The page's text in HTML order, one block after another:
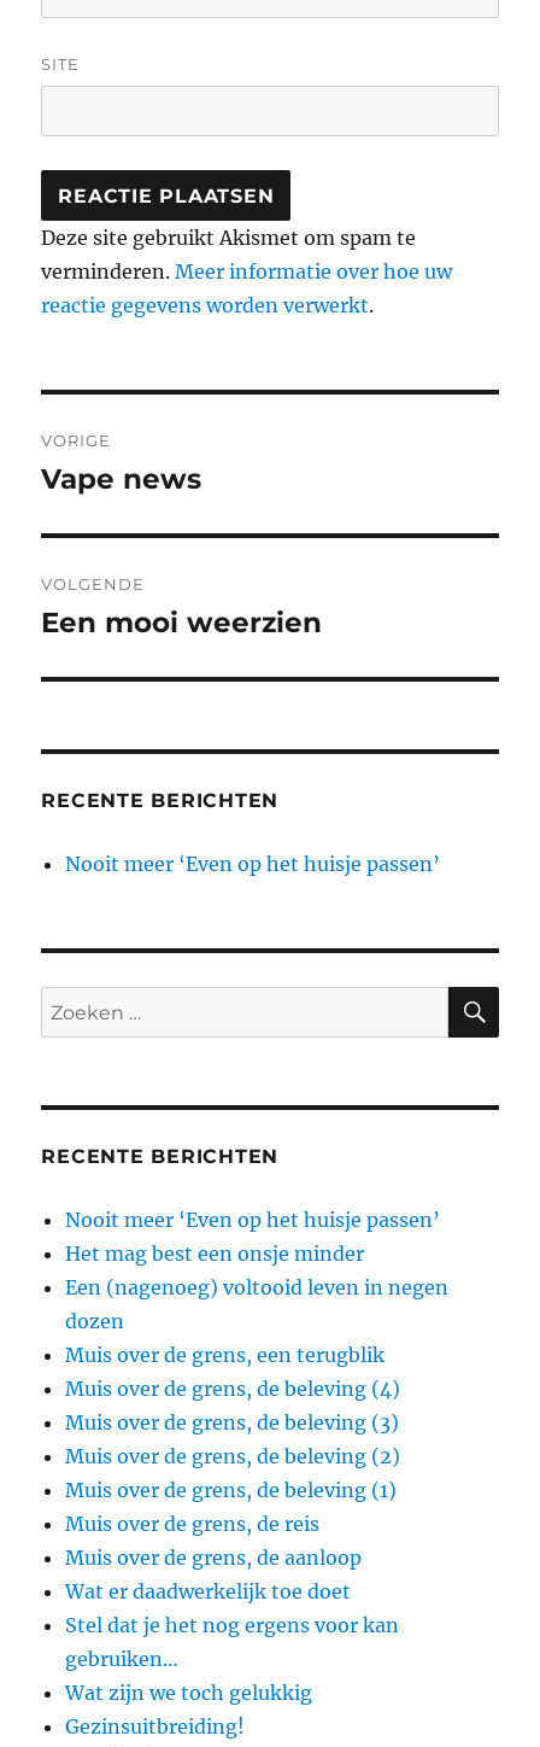
SITE
Deze site gebruikt Akismet om spam te
verminderen.Meer informatie over hoe uw
reactie gegevens worden verwerkt.
VORIGE
Vorig
Vape news
VOLGENDE
Volgend
Een mooi weerzien
RECENTE BERICHTEN
Nooit meer ‘Even op het huisje passen’
Zoeken
naar:
RECENTE BERICHTEN
Nooit meer ‘Even op het huisje passen’
Het mag best een onsje minder
Een (nagenoeg) voltooid leven in negen
dozen
Muis over de grens, een terugblik
Muis over de grens, de beleving (4)
Muis over de grens, de beleving (3)
Muis over de grens, de beleving (2)
Muis over de grens, de beleving (1)
Muis over de grens, de reis
Muis over de grens, de aanloop
Wat er daadwerkelijk toe doet
Stel dat je het nog ergens voor kan
gebruiken…
Wat zijn we toch gelukkig
Gezinsuitbreiding!